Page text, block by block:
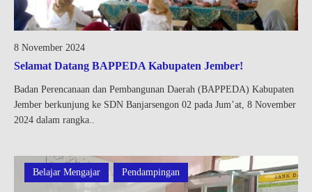
8 November 2024
Selamat Datang BAPPEDA Kabupaten Jember!
Badan Perencanaan dan Pembangunan Daerah (BAPPEDA) Kabupaten
Jember berkunjung ke SDN Banjarsengon 02 pada Jum’at, 8 November
2024 dalam rangka..
Belajar Mengajar Pendampingan